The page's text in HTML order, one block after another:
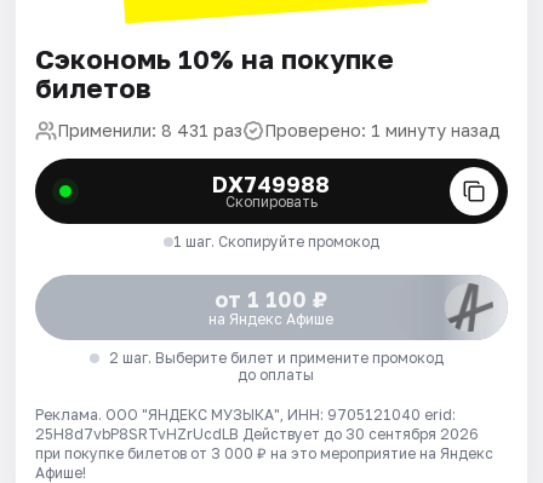
Сэкономь 10% на покупке
билетов
Применили: 8 431 раз Проверено: 1 минуту назад
DX749988
Скопировать
1 шаг. Скопируйте промокод
от 1 100 ₽
на Яндекс Афише
2 шаг. Выберите билет и примените промокод
до оплаты
Реклама. ООО "ЯНДЕКС МУЗЫКА", ИНН: 9705121040 erid:
25H8d7vbP8SRTvHZrUcdLB Действует до 30 сентября 2026
при покупке билетов от 3 000 ₽ на это мероприятие на Яндекс
Афише!